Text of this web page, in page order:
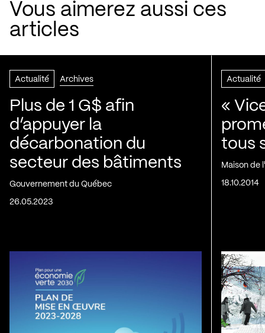
Vous aimerez aussi ces
articles
Actualité Archives
Plus de 1 G$ afin
d’appuyer la
décarbonation du
secteur des bâtiments
Gouvernement du Québec
26.05.2023
Actualité
«
tous
Maison de
18.10.2014